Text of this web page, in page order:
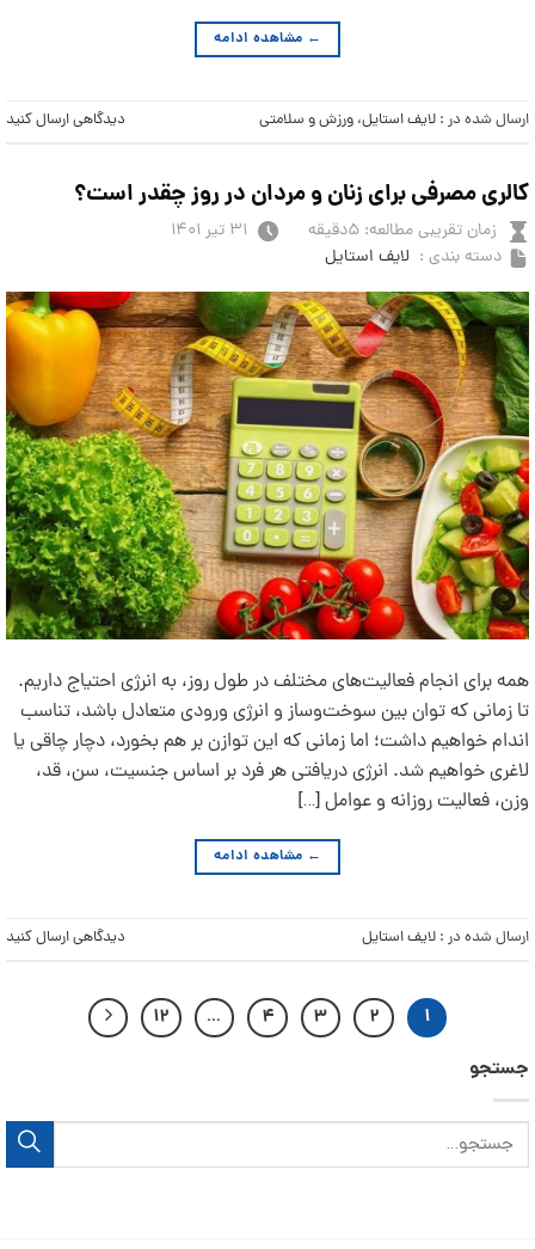
← مشاهده ادامه
ارسال شده در : لایف استایل، ورزش و سلامتی دیدگاهی ارسال کنید
کالری مصرفی برای زنان و مردان در روز چقدر است؟
زمان تقریبی مطالعه: ۵دقیقه
دسته بندی : لایف استایل
همه برای انجام فعالیت‌های مختلف در طول روز، به انرژی احتیاج داریم.
تا زمانی که توان بین سوخت‌وساز و انرژی ورودی متعادل باشد، تناسب
اندام خواهیم داشت؛ اما زمانی که این توازن بر هم بخورد، دچار چاقی یا
لاغری خواهیم شد. انرژی دریافتی هر فرد بر اساس جنسیت، سن، قد،
وزن، فعالیت روزانه و عوامل […]
← مشاهده ادامه
ارسال شده در : لایف استایل دیدگاهی ارسال کنید
۱ ۲ ۳ ۴ … ۱۲
جستجو